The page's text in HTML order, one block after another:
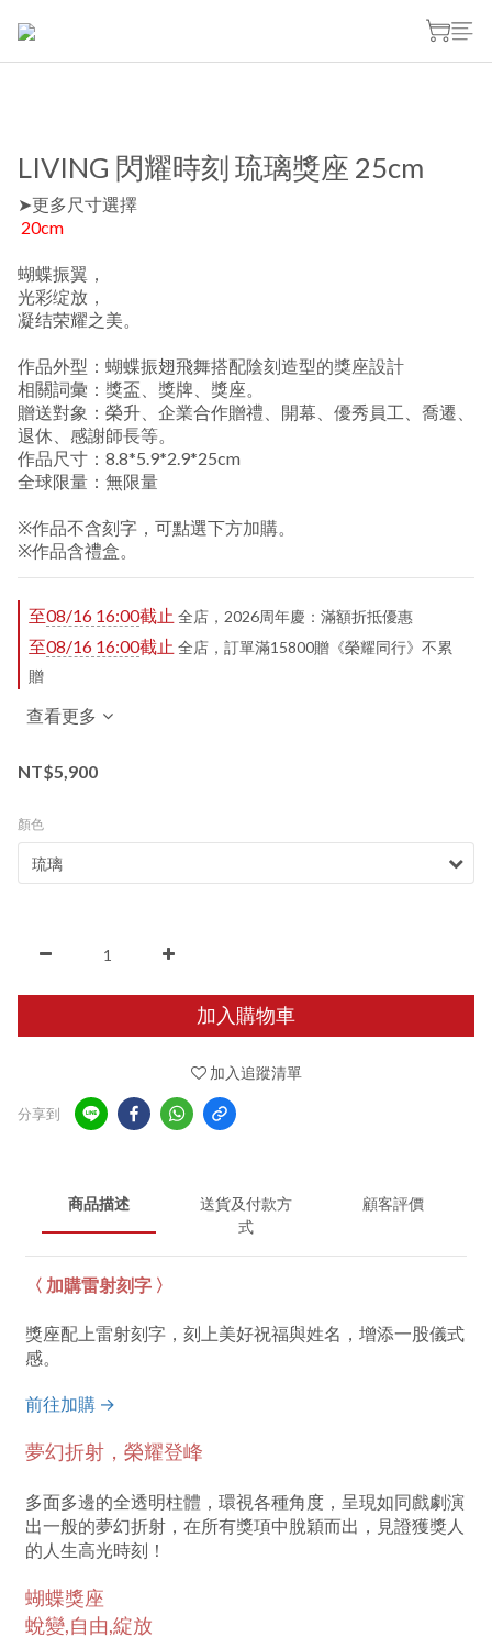
LIVING 閃耀時刻 琉璃獎座 25cm
➤更多尺寸選擇
20cm
蝴蝶振翼，
光彩绽放，
凝结荣耀之美。
作品外型：蝴蝶振翅飛舞搭配陰刻造型的獎座設計
相關詞彙：獎盃、獎牌、獎座。
贈送對象：榮升、企業合作贈禮、開幕、優秀員工、喬遷、
退休、感謝師長等。
作品尺寸：8.8*5.9*2.9*25cm
全球限量：無限量
※作品不含刻字，可點選下方加購。
※作品含禮盒。
至08/16 16:00截止 全店，2026周年慶：滿額折抵優惠
至08/16 16:00截止 全店，訂單滿15800贈《榮耀同行》不累
贈
查看更多
NT$5,900
顏色
加入購物車
加入追蹤清單
分享到
商品描述
送貨及付款方
式
顧客評價
〈 加購雷射刻字 〉
獎座配上雷射刻字，刻上美好祝福與姓名，增添一股儀式
感。
前往加購 →
夢幻折射， 榮耀登峰
多面多邊的全透明柱體，環視各種角度，呈現如同戲劇演
出一般的夢幻折射，在所有獎項中脫穎而出，見證獲獎人
的人生高光時刻！
蝴蝶獎座
蛻變,自由,綻放